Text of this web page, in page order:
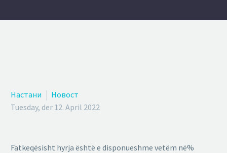
Настани
Новост
Tuesday, der 12. April 2022
Fatkeqësisht hyrja është e disponueshme vetëm në%